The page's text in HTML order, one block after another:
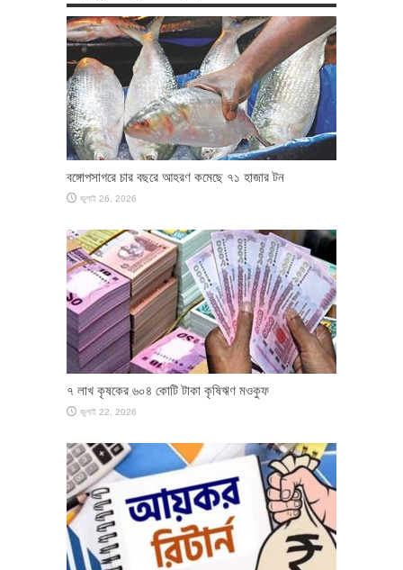
বঙ্গোপসাগরে চার বছরে আহরণ কমেছে ৭১ হাজার টন
জুলাই 26, 2026
৭ লাখ কৃষকের ৬০৪ কোটি টাকা কৃষিঋণ মওকুফ
জুলাই 22, 2026